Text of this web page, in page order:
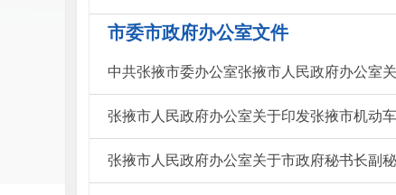
市委市政府办公室文件
张掖市人民政府办公室关于印发张掖市机动
张掖市人民政府办公室关于市政府秘书长副